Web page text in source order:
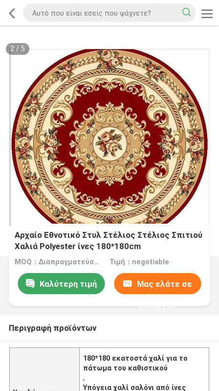
2/ 5
Αρχαίο Εθνοτικό Στυλ Στέλιος Στέλιος Σπιτιού
Χαλιά Polyester ίνες 180*180cm
MOQ：Διαπραγματεύσιμα Τιμή：negotiable
Καλύτερη τιμή Μας ελάτε σε
επαφή με
Περιγραφή προϊόντων
180*180 εκατοστά χαλί για το
πάτωμα του καθιστικού
,
Υπόγεια χαλί σαλόνι από ίνες